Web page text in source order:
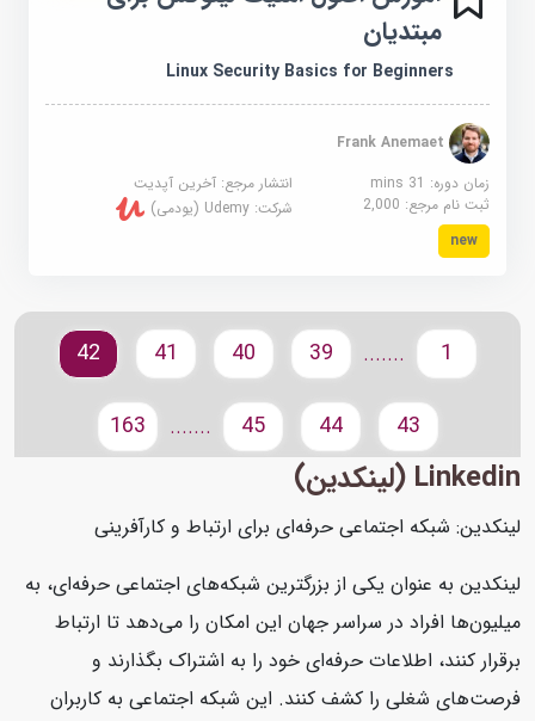
مبتدیان
Linux Security Basics for Beginners
Frank Anemaet
زمان دوره: 31 mins
انتشار مرجع:آخرین آپدیت
ثبت نام مرجع:2,000 شرکت:Udemy (یودمی)
new
.......
39
40
41
42
43
44
45
.......
163
Linkedin (لینکدین)
لینکدین: شبکه اجتماعی حرفه‌ای برای ارتباط و کارآفرینی
لینکدین به عنوان یکی از بزرگترین شبکه‌های اجتماعی حرفه‌ای، به
میلیون‌ها افراد در سراسر جهان این امکان را می‌دهد تا ارتباط
برقرار کنند، اطلاعات حرفه‌ای خود را به اشتراک بگذارند و
فرصت‌های شغلی را کشف کنند. این شبکه اجتماعی به کاربران